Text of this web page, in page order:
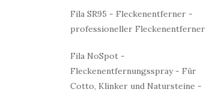
Fila SR95 - Fleckenentferner -
professioneller Fleckenentferner
Fila NoSpot -
Fleckenentfernungsspray - Für
Cotto, Klinker und Natursteine -